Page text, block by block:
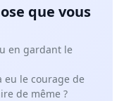
que vous
en gardant le
eu le courage de
de même ?